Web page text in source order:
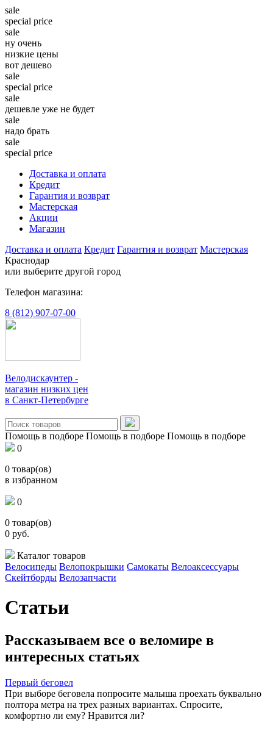
sale
special price
sale
ну очень
низкие цены
вот дешево
sale
special price
sale
дешевле уже не будет
sale
надо брать
sale
special price
Доставка и оплата
Кредит
Гарантия и возврат
Мастерская
Акции
Магазин
Доставка и оплата Кредит Гарантия и возврат Мастерская
Краснодар
или выберите другой город
Телефон магазина:
8 (812) 907-07-00
Велодискаунтер -
магазин низких цен
в Санкт-Петербурге
Помощь в подборе Помощь в подборе Помощь в подборе
0
0 товар(ов)
в избранном
0
0 товар(ов)
0 руб.
Каталог товаров
Велосипеды Велопокрышки Самокаты Велоаксессуары
Скейтборды Велозапчасти
Статьи
Рассказываем все о веломире в
интересных статьях
Первый беговел
При выборе беговела попросите малыша проехать буквально
полтора метра на трех разных вариантах. Спросите,
комфортно ли ему? Нравится ли?